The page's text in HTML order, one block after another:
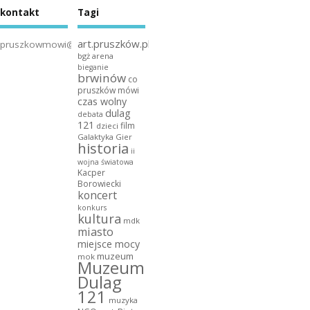
kontakt
pruszkowmowi@gmail.com
Tagi
art.pruszków.pl
bgż arena
bieganie
brwinów co
pruszków mówi
czas wolny
debata dulag
121 dzieci film
Galaktyka Gier
historia ii
wojna światowa
Kacper
Borowiecki
koncert
konkurs
kultura mdk
miasto
miejsce mocy
mok muzeum
Muzeum
Dulag
121 muzyka